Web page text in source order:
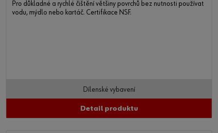
Pro důkladné a rychlé čištění většiny povrchů bez nutnosti používat
vodu, mýdlo nebo kartáč. Certifikace NSF.
Dílenské vybavení
Detail produktu